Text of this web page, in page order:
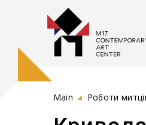
Main Роботи